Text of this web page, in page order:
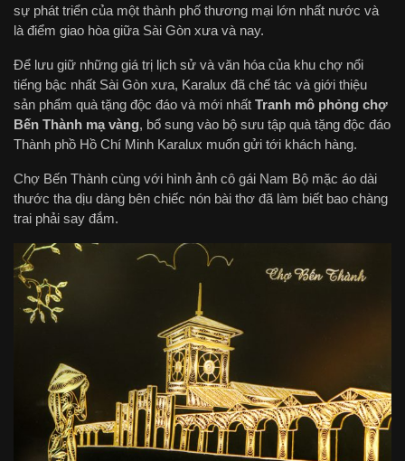
sự phát triển của một thành phố thương mại lớn nhất nước và
là điểm giao hòa giữa Sài Gòn xưa và nay.
Để lưu giữ những giá trị lịch sử và văn hóa của khu chợ nổi
tiếng bậc nhất Sài Gòn xưa, Karalux đã chế tác và giới thiệu
sản phẩm quà tặng độc đáo và mới nhất Tranh mô phỏng chợ
Bến Thành mạ vàng, bổ sung vào bộ sưu tập quà tặng độc đáo
Thành phồ Hồ Chí Minh Karalux muốn gửi tới khách hàng.
Chợ Bến Thành cùng với hình ảnh cô gái Nam Bộ mặc áo dài
thước tha dịu dàng bên chiếc nón bài thơ đã làm biết bao chàng
trai phải say đắm.